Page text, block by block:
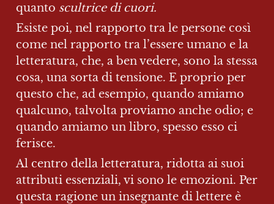
quanto scultrice di cuori.
Esiste poi, nel rapporto tra le persone così
come nel rapporto tra l’essere umano e la
letteratura, che, a ben vedere, sono la stessa
cosa, una sorta di tensione. E proprio per
questo che, ad esempio, quando amiamo
qualcuno, talvolta proviamo anche odio; e
quando amiamo un libro, spesso esso ci
ferisce.
Al centro della letteratura, ridotta ai suoi
attributi essenziali, vi sono le emozioni. Per
questa ragione un insegnante di lettere è